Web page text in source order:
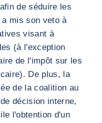
de séduire les
mis son veto à
visant à
(à l'exception
de l'impôt sur les
De plus, la
de la coalition au
décision interne,
l'obtention d'un